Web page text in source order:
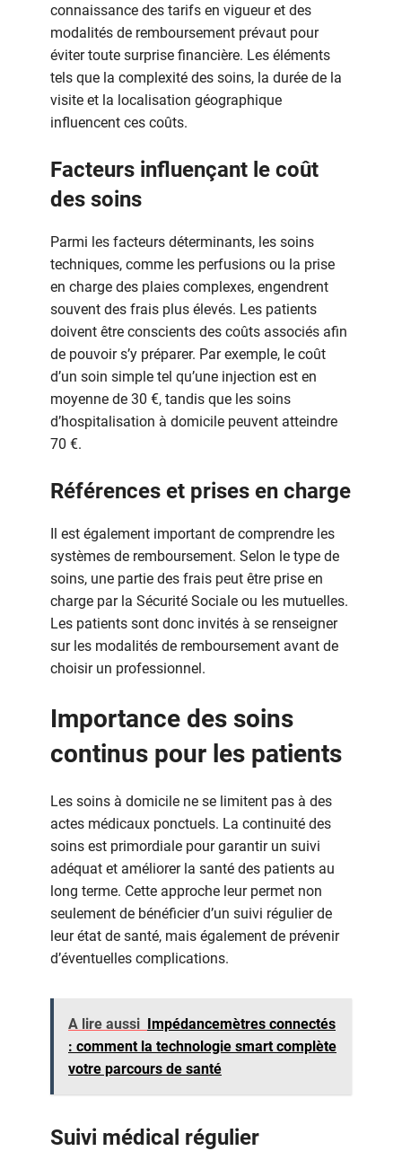
connaissance des tarifs en vigueur et des
modalités de remboursement prévaut pour
éviter toute surprise financière. Les éléments
tels que la complexité des soins, la durée de la
visite et la localisation géographique
influencent ces coûts.
Facteurs influençant le coût
des soins
Parmi les facteurs déterminants, les soins
techniques, comme les perfusions ou la prise
en charge des plaies complexes, engendrent
souvent des frais plus élevés. Les patients
doivent être conscients des coûts associés afin
de pouvoir s’y préparer. Par exemple, le coût
d’un soin simple tel qu’une injection est en
moyenne de 30 €, tandis que les soins
d’hospitalisation à domicile peuvent atteindre
70 €.
Références et prises en charge
Il est également important de comprendre les
systèmes de remboursement. Selon le type de
soins, une partie des frais peut être prise en
charge par la Sécurité Sociale ou les mutuelles.
Les patients sont donc invités à se renseigner
sur les modalités de remboursement avant de
choisir un professionnel.
Importance des soins
continus pour les patients
Les soins à domicile ne se limitent pas à des
actes médicaux ponctuels. La continuité des
soins est primordiale pour garantir un suivi
adéquat et améliorer la santé des patients au
long terme. Cette approche leur permet non
seulement de bénéficier d’un suivi régulier de
leur état de santé, mais également de prévenir
d’éventuelles complications.
A lire aussi Impédancemètres connectés
: comment la technologie smart complète
votre parcours de santé
Suivi médical régulier